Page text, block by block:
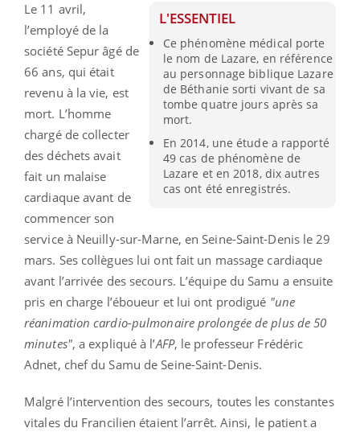
L'ESSENTIEL
Ce phénomène médical porte
le nom de Lazare, en référence
au personnage biblique Lazare
de Béthanie sorti vivant de sa
tombe quatre jours après sa
mort.
En 2014, une étude a rapporté
49 cas de phénomène de
Lazare et en 2018, dix autres
cas ont été enregistrés.
Le 11 avril,
l’employé de la
société Sepur âgé de
66 ans, qui était
revenu à la vie, est
mort. L’homme
chargé de collecter
des déchets avait
fait un malaise
cardiaque avant de
commencer son
service à Neuilly-sur-Marne, en Seine-Saint-Denis le 29
mars. Ses collègues lui ont fait un massage cardiaque
avant l’arrivée des secours. L’équipe du Samu a ensuite
pris en charge l’éboueur et lui ont prodigué "une
réanimation cardio-pulmonaire prolongée de plus de 50
minutes", a expliqué à l’AFP, le professeur Frédéric
Adnet, chef du Samu de Seine-Saint-Denis.
Malgré l’intervention des secours, toutes les constantes
vitales du Francilien étaient l’arrêt. Ainsi, le patient a